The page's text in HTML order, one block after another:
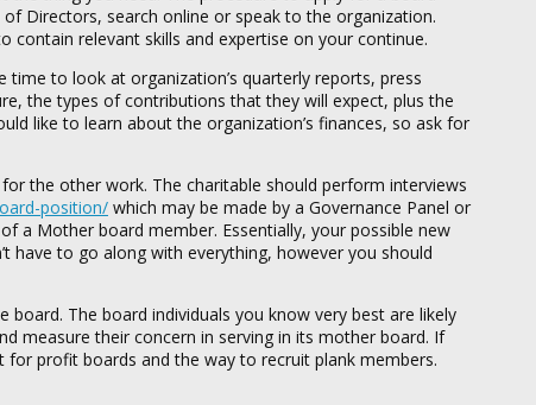
Directors, search online or speak to the organization.
contain relevant skills and expertise on your continue.
to look at organization’s quarterly reports, press
the types of contributions that they will expect, plus the
like to learn about the organization’s finances, so ask for
the other work. The charitable should perform interviews
position/ which may be made by a Governance Panel or
a Mother board member. Essentially, your possible new
have to go along with everything, however you should
The board individuals you know very best are likely
measure their concern in serving in its mother board. If
profit boards and the way to recruit plank members.